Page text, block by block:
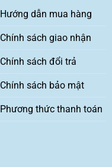
Hướng dẫn mua hàng
Chính sách giao nhận
Chính sách đổi trả
Chính sách bảo mật
Phương thức thanh toán